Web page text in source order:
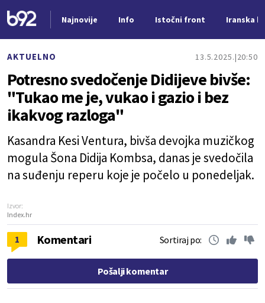
Najnovije Info Istočni front Iranska
AKTUELNO 13.5.2025. 20:50
Potresno svedočenje Didijeve bivše:
"Tukao me je, vukao i gazio i bez
ikakvog razloga"
Kasandra Kesi Ventura, bivša devojka muzičkog
mogula Šona Didija Kombsa, danas je svedočila
na suđenju reperu koje je počelo u ponedeljak.
Izvor:
Index.hr
1 Komentari Sortiraj po:
Pošalji komentar